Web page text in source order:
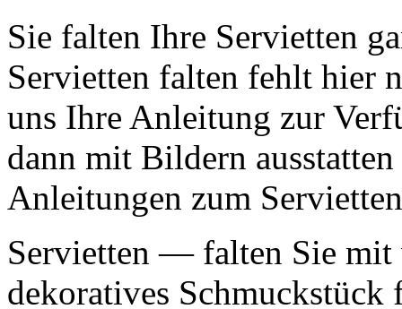
Sie falten Ihre Servietten
Servietten falten fehlt hier
uns Ihre Anleitung zur
dann mit Bildern
Anleitungen zum
Servietten — falten Sie
dekoratives Schmuckstück